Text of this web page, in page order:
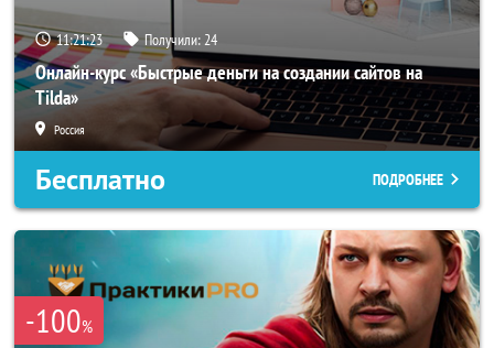
11:21:22 Получили:24
Онлайн-курс «Быстрые деньги на создании сайтов на
Tilda»
Россия
Бесплатно ПОДРОБНЕЕ
-100%